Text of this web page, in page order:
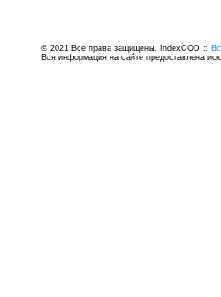
© 2021 Все права защищены. IndexCOD ::
Вся информация на сайте предоставлена